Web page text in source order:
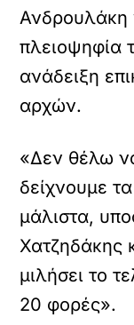
Ανδρουλάκη
πλειοψηφία
ανάδειξη
αρχών.
«Δεν θέλω
δείχνουμε
μάλιστα,
Χατζηδάκης
μιλήσει το
20 φορές».